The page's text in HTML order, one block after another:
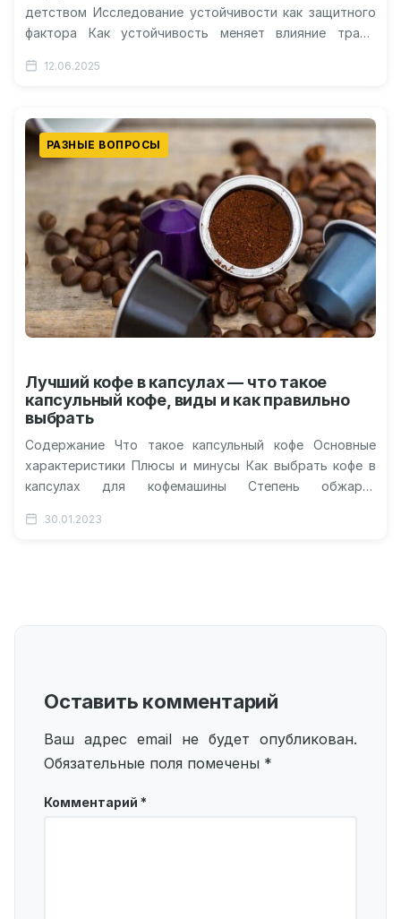
детством Исследование устойчивости как защитного
фактора Как устойчивость меняет влияние травм
Ограничения…
12.06.2025
РАЗНЫЕ ВОПРОСЫ
Лучший кофе в капсулах — что такое
капсульный кофе, виды и как правильно
выбрать
Содержание Что такое капсульный кофе Основные
характеристики Плюсы и минусы Как выбрать кофе в
капсулах для кофемашины Степень обжарки
многоразовые…
30.01.2023
Оставить комментарий
Ваш адрес email не будет опубликован.
Обязательные поля помечены *
Комментарий *